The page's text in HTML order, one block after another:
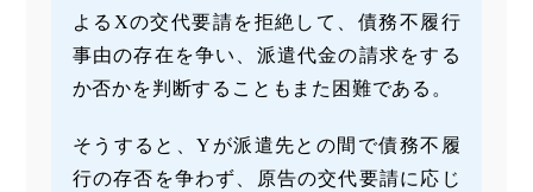
よるXの交代要請を拒絶して、債務不履行
事由の存在を争い、派遣代金の請求をする
か否かを判断することもまた困難である。
そうすると、Yが派遣先との間で債務不履
行の存否を争わず、原告の交代要請に応じ